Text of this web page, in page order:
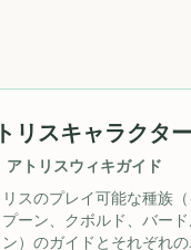
リスキャラクタ
アトリスウィキガイド
スのプレイ可能な種族
ーン、クボルド、バード
）のガイドとそれぞれ